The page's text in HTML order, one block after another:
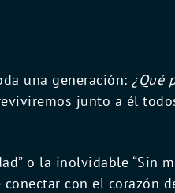
una generación: ¿Qué
junto a él
o la inolvidable “Sin
con el corazón